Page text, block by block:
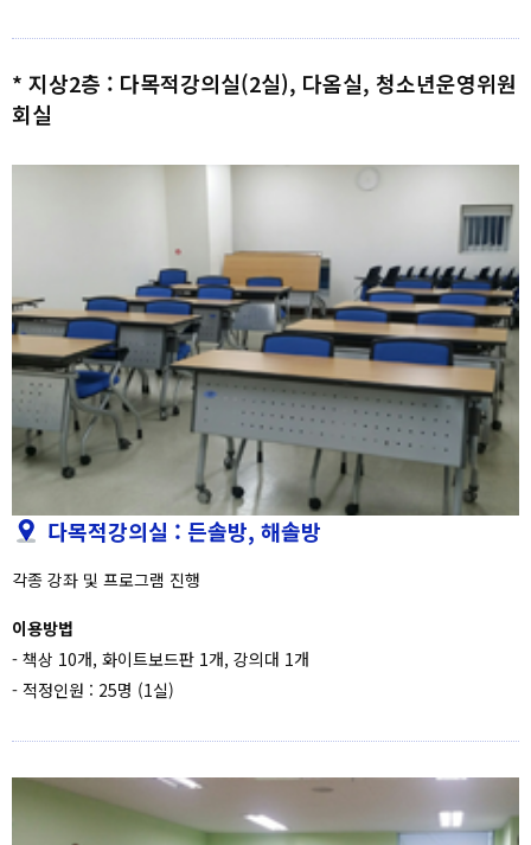
* 지상2층 : 다목적강의실(2실), 다옴실, 청소년운영위원
회실
다목적강의실 : 든솔방, 해솔방
각종 강좌 및 프로그램 진행
이용방법
- 책상 10개, 화이트보드판 1개, 강의대 1개
- 적정인원 : 25명 (1실)